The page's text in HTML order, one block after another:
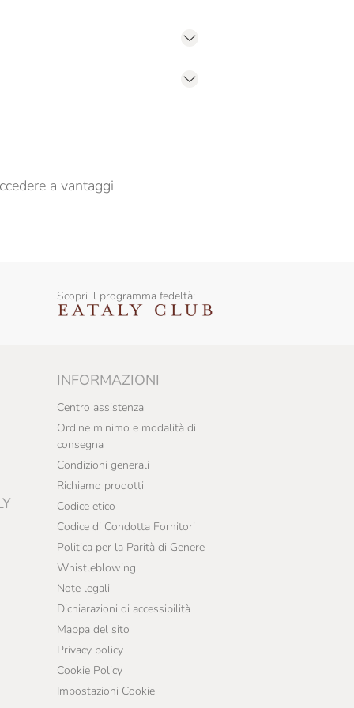
a vantaggi
Scopri il programma fedeltà:
INFORMAZIONI
Centro assistenza
Ordine minimo e modalità di
consegna
Condizioni generali
Richiamo prodotti
Codice etico
Codice di Condotta Fornitori
Politica per la Parità di Genere
Whistleblowing
Note legali
Dichiarazioni di accessibilità
Mappa del sito
Privacy policy
Cookie Policy
Impostazioni Cookie